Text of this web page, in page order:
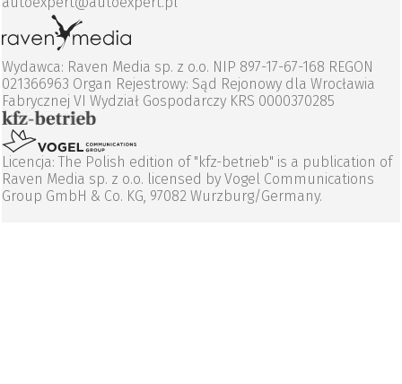
Wydawca: Raven Media sp. z o.o. NIP 897-17-67-168 REGON
021366963 Organ Rejestrowy: Sąd Rejonowy dla Wrocławia
Fabrycznej VI Wydział Gospodarczy KRS 0000370285
Licencja: The Polish edition of "kfz-betrieb" is a publication of
Raven Media sp. z o.o. licensed by Vogel Communications
Group GmbH & Co. KG, 97082 Wurzburg/Germany.